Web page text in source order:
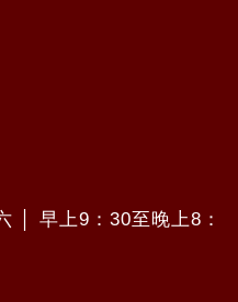
│ 早上9：30至晚上8：